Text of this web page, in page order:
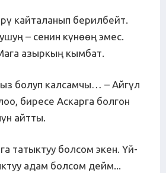
кайталанып берилбейт.
– сенин күнөөң эмес.
азыркың кымбат.
болуп калсамчы… – Айгүл
биресе Аскарга болгон
айтты.
татыктуу болсом экен. Үй-
адам болсом дейм...